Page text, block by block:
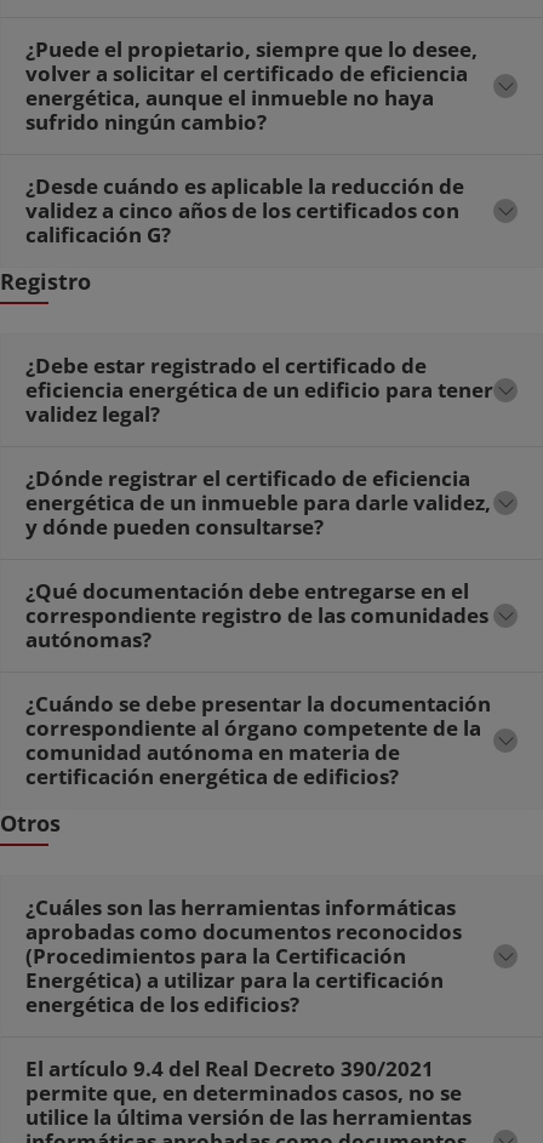
¿Puede el propietario, siempre que lo desee,
volver a solicitar el certificado de eficiencia
energética, aunque el inmueble no haya
sufrido ningún cambio?
¿Desde cuándo es aplicable la reducción de
validez a cinco años de los certificados con
calificación G?
Registro
¿Debe estar registrado el certificado de
eficiencia energética de un edificio para tener
validez legal?
¿Dónde registrar el certificado de eficiencia
energética de un inmueble para darle validez,
y dónde pueden consultarse?
¿Qué documentación debe entregarse en el
correspondiente registro de las comunidades
autónomas?
¿Cuándo se debe presentar la documentación
correspondiente al órgano competente de la
comunidad autónoma en materia de
certificación energética de edificios?
Otros
¿Cuáles son las herramientas informáticas
aprobadas como documentos reconocidos
(Procedimientos para la Certificación
Energética) a utilizar para la certificación
energética de los edificios?
El artículo 9.4 del Real Decreto 390/2021
permite que, en determinados casos, no se
utilice la última versión de las herramientas